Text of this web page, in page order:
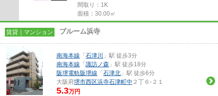
間取り：1K
面積：30.00㎡
賃貸｜マンション ブルーム浜寺
南海本線 「 石津川
」駅 徒歩3分
南海本線 「 諏訪ノ森 」駅 徒歩18分
阪堺電軌阪堺線 「 石津北 」駅 徒歩6分
大阪府堺市西区浜寺石津町中 ２丁６-２１
5.3万円